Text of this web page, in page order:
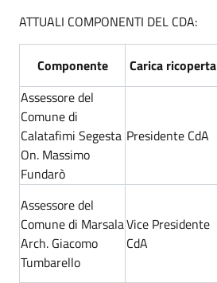
ATTUALI COMPONENTI DEL CDA:
Componente Carica ricoperta
Assessore del
Comune di
Calatafimi Segesta
On. Massimo
Fundarò
Presidente CdA
Assessore del
Comune di Marsala
Arch. Giacomo
Tumbarello
Vice Presidente
CdA